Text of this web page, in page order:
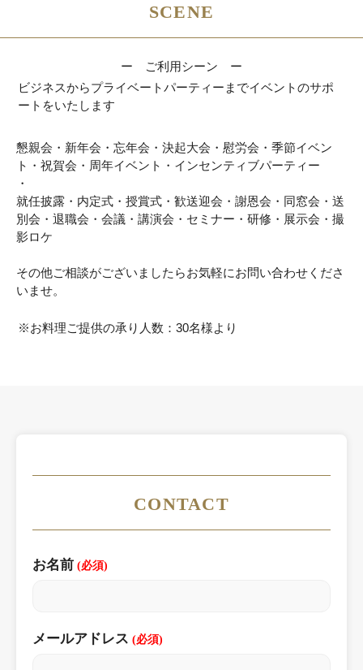
SCENE
ー ご利用シーン ー
ビジネスからプライベートパーティーまでイベントのサポ
ートをいたします
懇親会・新年会・忘年会・決起大会・慰労会・季節イベン
ト・祝賀会・周年イベント・インセンティブパーティー
・
就任披露・内定式・授賞式・歓送迎会・謝恩会・同窓会・送
別会・退職会・会議・講演会・セミナー・研修・展示会・撮
影ロケ
その他ご相談がございましたらお気軽にお問い合わせくださ
いませ。
※お料理ご提供の承り人数：30名様より
CONTACT
お名前 (必須)
メールアドレス (必須)